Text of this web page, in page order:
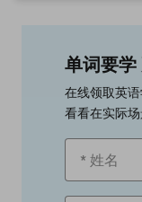
单词要学
在线领取英语
看看在实际